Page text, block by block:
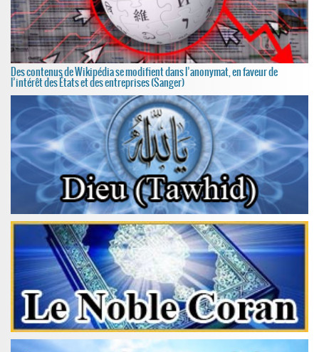
Des contenus de Wikipédia se modifient dans l’anonymat, en faveur de
l’intérêt des États et des entreprises (Sanger)